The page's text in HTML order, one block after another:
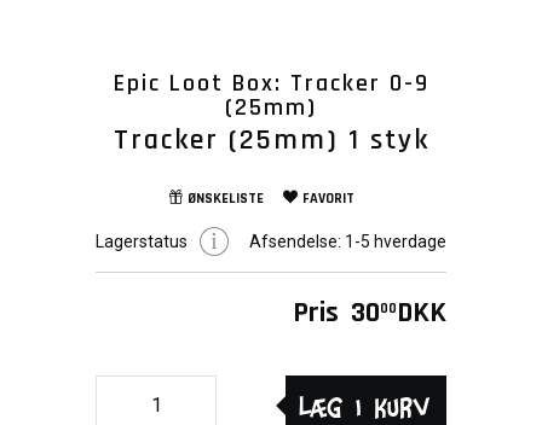
Epic Loot Box: Tracker 0-9
(25mm)
Tracker (25mm) 1 styk
ØNSKELISTE FAVORIT
Lagerstatus Afsendelse: 1-5 hverdage
Pris 3000 DKK
Læg i kurv